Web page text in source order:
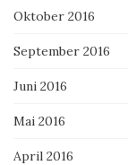
Oktober 2016
September 2016
Juni 2016
Mai 2016
April 2016